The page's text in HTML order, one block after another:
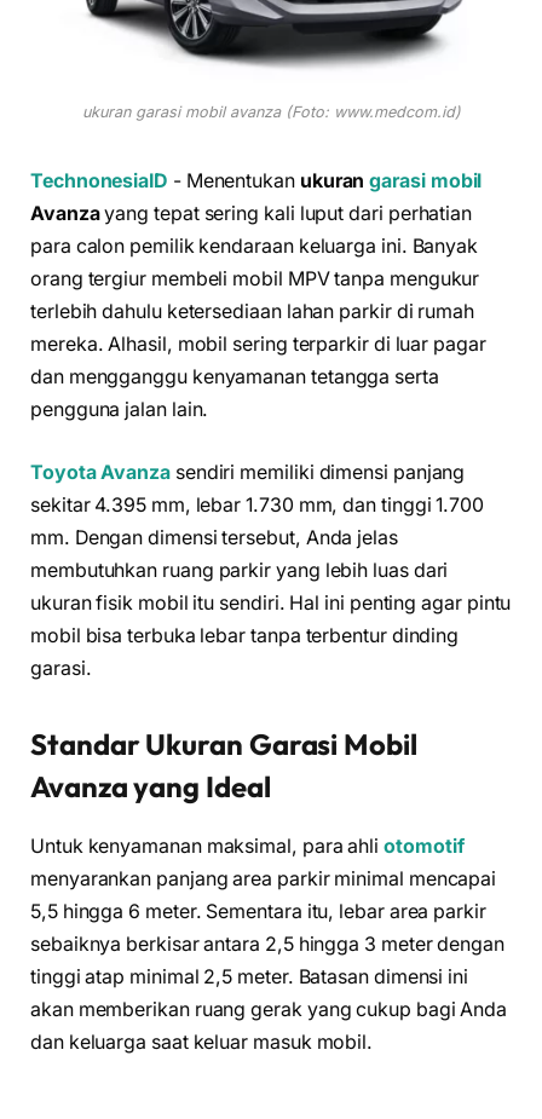
ukuran garasi mobil avanza (Foto: www.medcom.id)
TechnonesiaID - Menentukan ukurangarasi mobil
Avanzayang tepat sering kali luput dari perhatian
para calon pemilik kendaraan keluarga ini. Banyak
orang tergiur membeli mobil MPV tanpa mengukur
terlebih dahulu ketersediaan lahan parkir di rumah
mereka. Alhasil, mobil sering terparkir di luar pagar
dan mengganggu kenyamanan tetangga serta
pengguna jalan lain.
Toyota Avanzasendiri memiliki dimensi panjang
sekitar 4.395 mm, lebar 1.730 mm, dan tinggi 1.700
mm. Dengan dimensi tersebut, Anda jelas
membutuhkan ruang parkir yang lebih luas dari
ukuran fisik mobil itu sendiri. Hal ini penting agar pintu
mobil bisa terbuka lebar tanpa terbentur dinding
garasi.
Standar Ukuran Garasi Mobil
Avanza yang Ideal
Untuk kenyamanan maksimal, para ahliotomotif
menyarankan panjang area parkir minimal mencapai
5,5 hingga 6 meter. Sementara itu, lebar area parkir
sebaiknya berkisar antara 2,5 hingga 3 meter dengan
tinggi atap minimal 2,5 meter. Batasan dimensi ini
akan memberikan ruang gerak yang cukup bagi Anda
dan keluarga saat keluar masuk mobil.